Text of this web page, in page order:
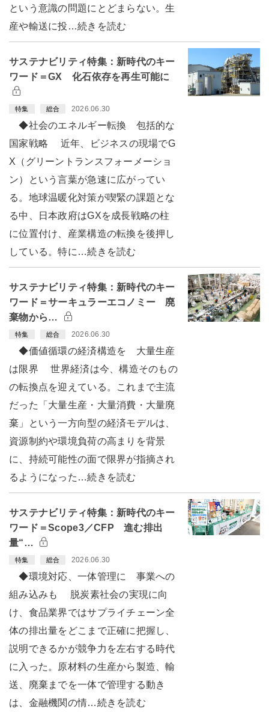
という意識の問題にとどまらない。生
産や輸送に投…続きを読む
サステナビリティ特集：新時代のキー
ワード＝GX 化石依存を再生可能に
特集 総合 2026.06.30
◆社会のエネルギー転換 包括的な
国家戦略 近年、ビジネスの現場でG
X（グリーントランスフォーメーショ
ン）という言葉が急速に広がってい
る。地球温暖化対策が喫緊の課題とな
る中、日本政府はGXを成長戦略の柱
に位置付け、産業構造の転換を後押し
している。特に…続きを読む
サステナビリティ特集：新時代のキー
ワード＝サーキュラーエコノミー 廃
棄物から…
特集 総合 2026.06.30
◆価値循環の経済構造を 大量生産
は限界 世界経済は今、構造そのもの
の転換点を迎えている。これまで主流
だった「大量生産・大量消費・大量廃
棄」という一方向型の経済モデルは、
資源制約や環境負荷の高まりを背景
に、持続可能性の面で限界が指摘され
るようになった…続きを読む
サステナビリティ特集：新時代のキー
ワード＝Scope3／CFP 進む排出
量“…
特集 総合 2026.06.30
◆環境対応、一体管理に 事業への
組み込みも 脱炭素社会の実現に向
け、食品業界ではサプライチェーン全
体の排出量をどこまで正確に把握し、
説明できるかが競争力を左右する時代
に入った。原材料の生産から製造、輸
送、廃棄までを一体で管理する動き
は、金融機関の情…続きを読む